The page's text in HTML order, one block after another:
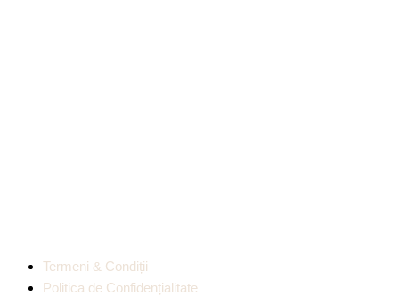
Termeni & Condiții
Politica de Confidențialitate